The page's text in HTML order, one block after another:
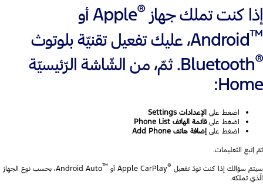
إذا كنت تملك جهاز ®Apple أو
™Android، عليك تفعيل تقنيّة بلوتوث
®
Bluetooth. ثمّ، من الشّاشة الرّئيسيّة
Home:
اضغط على الإعدادات Settings
اضغط علىقائمة الهاتف Phone List
اضغط على إضافة هاتف Add Phone
ثمّ اِتبع التّعليمات.
سيتمّ سؤالك إذا كنت تودّ تفعيل Apple CarPlay ®
™
Android Auto، بحسب نوع الجهاز
الّذي تملكه.